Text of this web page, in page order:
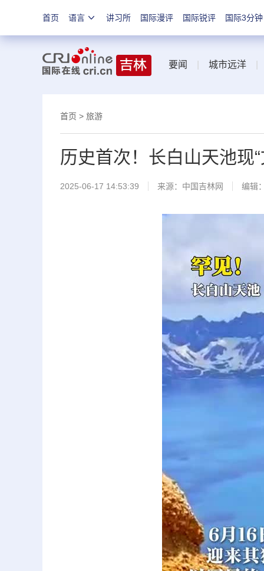
首页 语言 讲习所 国际漫评 国际锐评 国际3分钟
要闻 城市远洋
首页 > 旅游
历史首次！长白山天池现
2025-06-17 14:53:39 来源： 中国吉林网 编辑